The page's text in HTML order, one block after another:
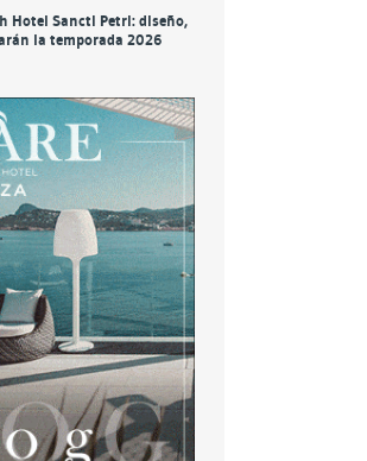
Hotel Sancti Petri: diseño,
la temporada 2026